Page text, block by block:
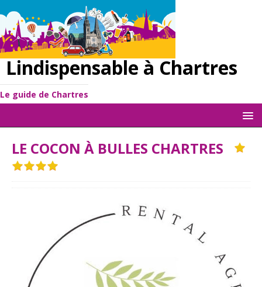
Lindispensable à Chartres
Le guide de Chartres
LE COCON À BULLES CHARTRES